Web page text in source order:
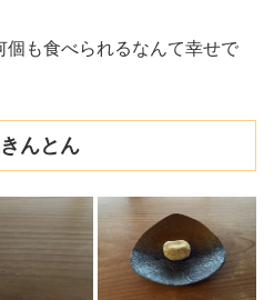
個も食べられるなんて幸せで
んとん